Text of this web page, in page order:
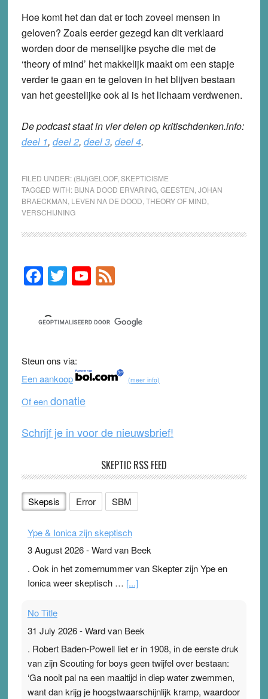
Hoe komt het dan dat er toch zoveel mensen in
geloven? Zoals eerder gezegd kan dit verklaard
worden door de menselijke psyche die met de
‘theory of mind’ het makkelijk maakt om een stapje
verder te gaan en te geloven in het blijven bestaan
van het geestelijke ook al is het lichaam verdwenen.
De podcast staat in vier delen op kritischdenken.info:
deel 1, deel 2, deel 3, deel 4.
FILED UNDER: (BIJ)GELOOF, SKEPTICISME
TAGGED WITH: BIJNA DOOD ERVARING, GEESTEN JOHAN
BRAECKMAN LEVEN NA DE DOOD THEORY OF MIND
VERSCHIJNING
Primary
Sidebar
F
a
c
e
b
o
o
k
T
wi
tt
er
Y
o
u
T
b
e
F
e
d
Steun ons via:
Een aankoop
(meer info)
Of eendonatie
Schrijf je in voor de nieuwsbrief!
SKEPTIC RSS FEED
Skepsis Error SBM
Ype & Ionica zijn skeptisch
3 August 2026-Ward van Beek
. Ook in het zomernummer van Skepter zijn Ype en
Ionica weer skeptisch … [...]
No Title
31 July 2026-Ward van Beek
. Robert Baden-Powell liet er in 1908, in de eerste druk
van zijn Scouting for boys geen twijfel over bestaan:
‘Ga nooit pal na een maaltijd in diep water zwemmen,
want dan krijg je hoogstwaarschijnlijk kramp, waardoor